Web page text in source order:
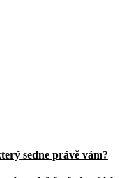
sedne právě vám?